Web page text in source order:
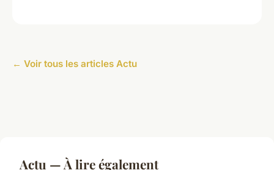
← Voir tous les articles Actu
Actu — À lire également